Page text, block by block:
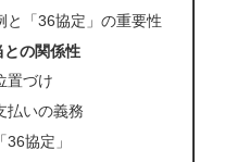
と「36協定」の重要性
の関係性
置づけ
払いの義務
協定」